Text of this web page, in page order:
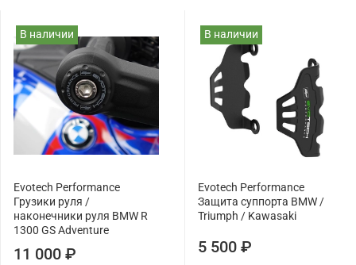
В наличии
Evotech Performance
Грузики руля /
наконечники руля BMW R
1300 GS Adventure
11 000 ₽
В наличии
Evotech Performance
Защита суппорта BMW /
Triumph / Kawasaki
5 500 ₽